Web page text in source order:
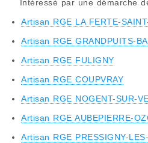
Intéressé par une démarche
Artisan RGE LA FERTE-
Artisan RGE GRANDPUITS-
Artisan RGE FULIGNY
Artisan RGE COUPVRAY
Artisan RGE NOGENT-SUR-
Artisan RGE AUBEPIERRE-
Artisan RGE PRESSIGNY-